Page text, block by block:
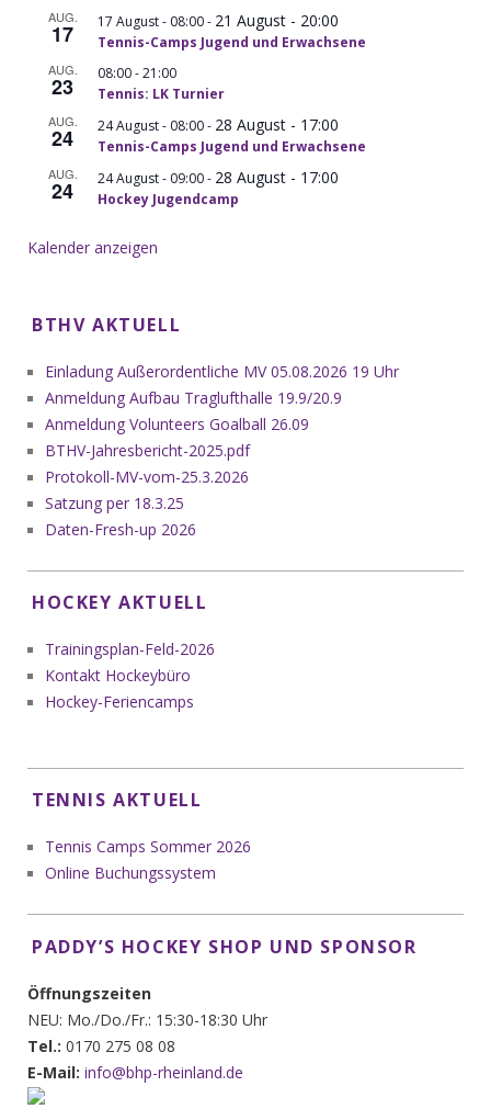
AUG.
17 17 August - 08:00- 21 August - 20:00
Tennis-Camps Jugend und Erwachsene
AUG.
23 08:00-21:00
Tennis: LK Turnier
AUG.
24 24 August - 08:00- 28 August - 17:00
Tennis-Camps Jugend und Erwachsene
AUG.
24 24 August - 09:00- 28 August - 17:00
Hockey Jugendcamp
Kalender anzeigen
BTHV AKTUELL
Einladung Außerordentliche MV 05.08.2026 19 Uhr
Anmeldung Aufbau Traglufthalle 19.9/20.9
Anmeldung Volunteers Goalball 26.09
BTHV-Jahresbericht-2025.pdf
Protokoll-MV-vom-25.3.2026
Satzung per 18.3.25
Daten-Fresh-up 2026
HOCKEY AKTUELL
Trainingsplan-Feld-2026
Kontakt Hockeybüro
Hockey-Feriencamps
TENNIS AKTUELL
Tennis Camps Sommer 2026
Online Buchungssystem
PADDY’S HOCKEY SHOP UND SPONSOR
Öffnungszeiten
NEU: Mo./Do./Fr.: 15:30-18:30 Uhr
Tel.: 0170 275 08 08
E-Mail: info@bhp-rheinland.de